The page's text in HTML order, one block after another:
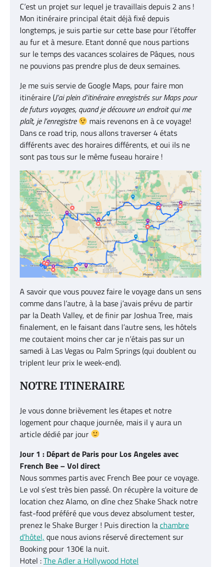
C’est un projet sur lequel je travaillais depuis 2 ans !
Mon itinéraire principal était déjà fixé depuis
longtemps, je suis partie sur cette base pour l’étoffer
au fur et à mesure. Etant donné que nous partions
sur le temps des vacances scolaires de Pâques, nous
ne pouvions pas prendre plus de deux semaines.
Je me suis servie de Google Maps, pour faire mon
itinéraire (J’ai plein d’itinéraire enregistrés sur Maps pour
de futurs voyages, quand je découvre un endroit qui me
plaît, je l’enregistre
mais revenons en à ce voyage!
Dans ce road trip, nous allons traverser 4 états
différents avec des horaires différents, et oui ils ne
sont pas tous sur le même fuseau horaire !
A savoir que vous pouvez faire le voyage dans un sens
comme dans l’autre, à la base j’avais prévu de partir
par la Death Valley, et de finir par Joshua Tree, mais
finalement, en le faisant dans l’autre sens, les hôtels
me coutaient moins cher car je n’étais pas sur un
samedi à Las Vegas ou Palm Springs (qui doublent ou
triplent leur prix le week-end).
NOTRE ITINERAIRE
Je vous donne brièvement les étapes et notre
logement pour chaque journée, mais il y aura un
article dédié par jour
Jour 1 : Départ de Paris pour Los Angeles avec
French Bee – Vol direct
Nous sommes partis avec French Bee pour ce voyage.
Le vol s’est très bien passé. On récupère la voiture de
location chez Alamo, on dîne chez Shake Shack notre
fast-food préféré que vous devez absolument tester,
prenez le Shake Burger ! Puis direction lachambre
d’hôtel, que nous avions réservé directement sur
Booking pour 130€ la nuit.
Hotel :The Adler a Hollywood Hotel